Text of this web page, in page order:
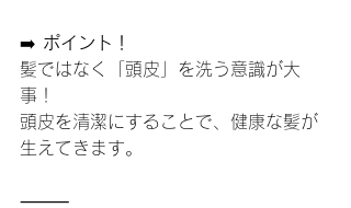
➡️ ポイント！
髪ではなく「頭皮」を洗う意識が大
事！
頭皮を清潔にすることで、健康な髪が
生えてきます。
⸻